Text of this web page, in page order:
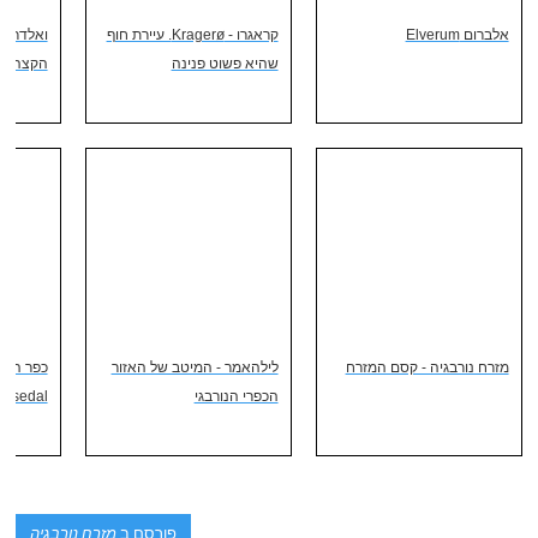
אלברום Elverum
קראגרו - Kragerø. עיירת חוף
שהיא פשוט פנינה
הקצה...
מזרח נורבגיה - קסם המזרח
לילהאמר - המיטב של האזור
הכפרי הנורבגי
כפר
פורסם במזרח נורבגיה